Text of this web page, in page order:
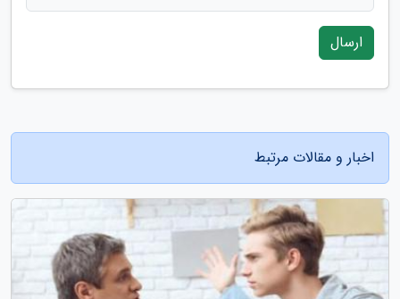
ارسال
اخبار و مقالات مرتبط